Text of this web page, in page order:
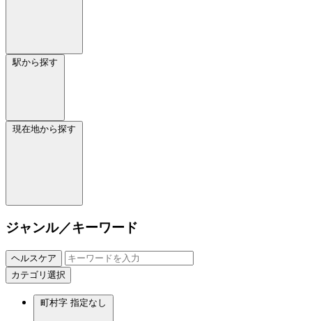
駅から探す
現在地から探す
ジャンル／キーワード
ヘルスケア
カテゴリ選択
町村字 指定なし